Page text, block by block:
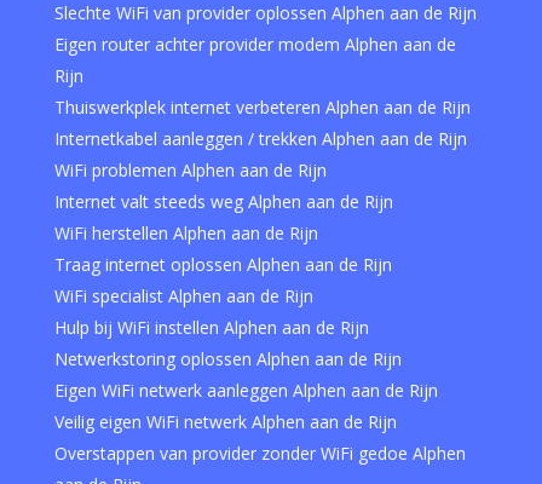
Slechte WiFi van provider oplossen Alphen aan de Rijn
Eigen router achter provider modem Alphen aan de
Rijn
Thuiswerkplek internet verbeteren Alphen aan de Rijn
Internetkabel aanleggen / trekken Alphen aan de Rijn
WiFi problemen Alphen aan de Rijn
Internet valt steeds weg Alphen aan de Rijn
WiFi herstellen Alphen aan de Rijn
Traag internet oplossen Alphen aan de Rijn
WiFi specialist Alphen aan de Rijn
Hulp bij WiFi instellen Alphen aan de Rijn
Netwerkstoring oplossen Alphen aan de Rijn
Eigen WiFi netwerk aanleggen Alphen aan de Rijn
Veilig eigen WiFi netwerk Alphen aan de Rijn
Overstappen van provider zonder WiFi gedoe Alphen